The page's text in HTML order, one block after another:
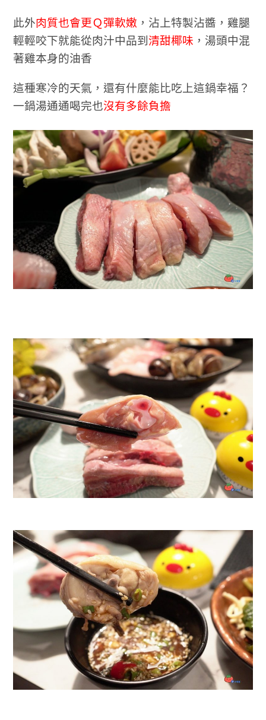
此外肉質也會更Ｑ彈軟嫩 ，沾上特製沾醬，雞腿
輕輕咬下就能從肉汁中品到清甜椰味 ，湯頭中混
著雞本身的油香
這種寒冷的天氣，還有什麼能比吃上這鍋幸福？
一鍋湯通通喝完也沒有多餘負擔